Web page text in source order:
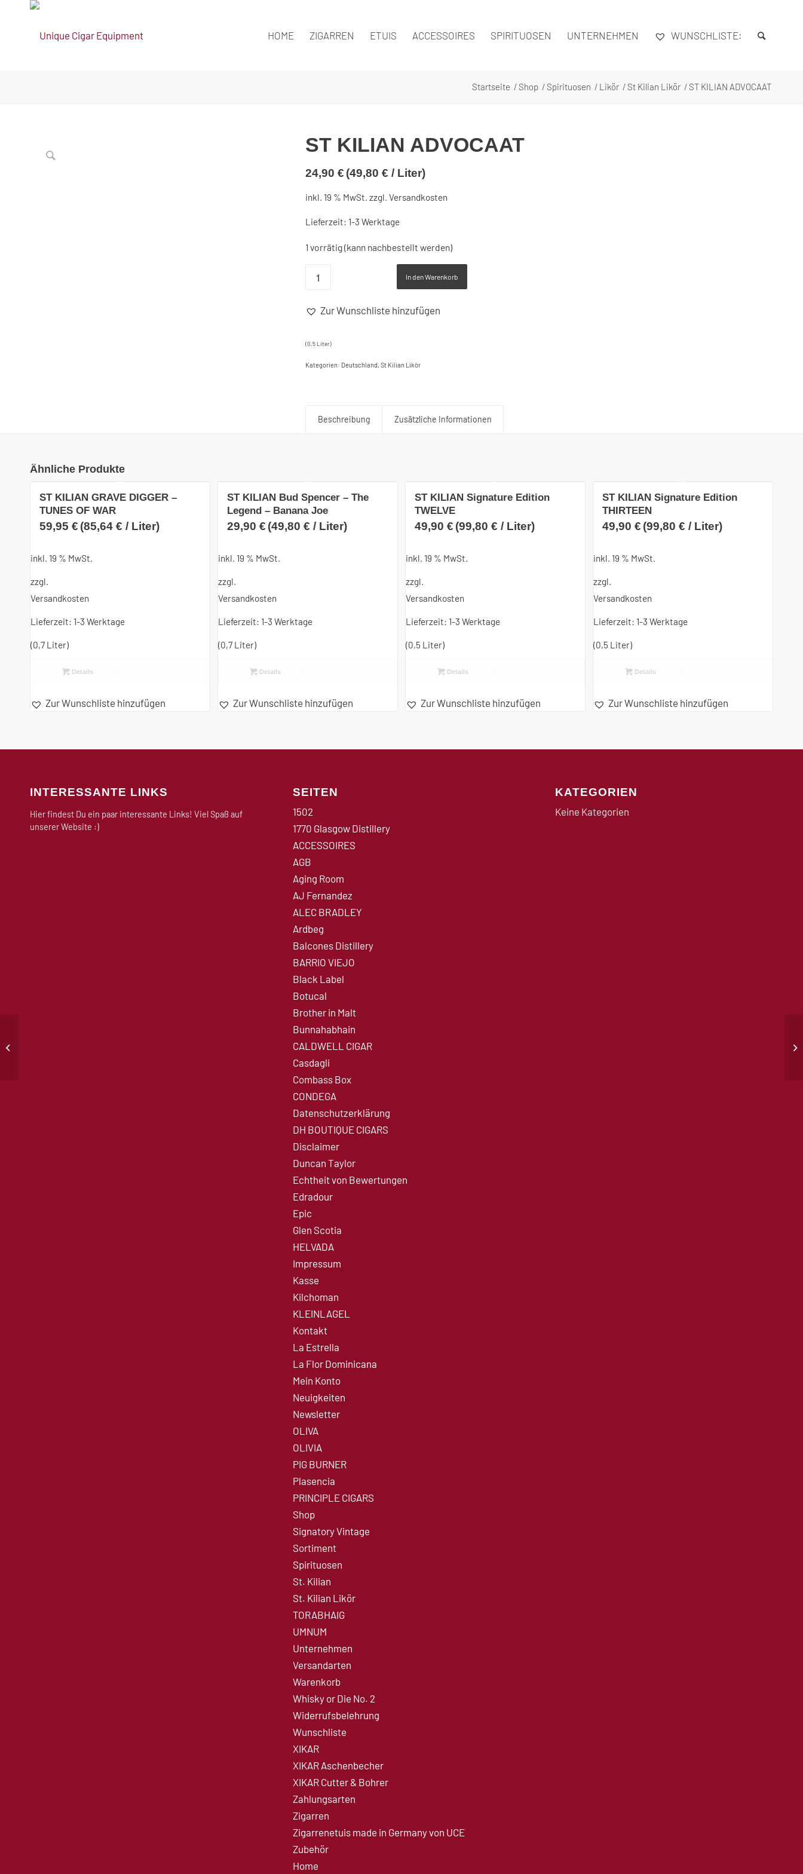
HOME ZIGARREN ETUIS ACCESSOIRES SPIRITUOSEN UNTERNEHMEN WUNSCHLISTE:
Startseite / Shop / Spirituosen / Likör / St Kilian Likör / ST KILIAN ADVOCAAT
ST KILIAN ADVOCAAT
24,90 € (49,80 € / Liter)
inkl. 19 % MwSt. zzgl. Versandkosten
Lieferzeit: 1-3 Werktage
1 vorrätig (kann nachbestellt werden)
In den Warenkorb
Zur Wunschliste hinzufügen
(0,5 Liter)
Kategorien: Deutschland St Kilian Likör
Beschreibung Zusätzliche Informationen
Ähnliche Produkte
ST KILIAN GRAVE DIGGER –
TUNES OF WAR
59,95 € (85,64 € / Liter)
inkl. 19 % MwSt.
zzgl.
Versandkosten
Lieferzeit: 1-3 Werktage
(0,7 Liter)
Details
Zur Wunschliste hinzufügen
ST KILIAN Bud Spencer – The
Legend – Banana Joe
29,90€ (49,80€ / Liter)
inkl. 19 % MwSt.
zzgl.
Versandkosten
Lieferzeit: 1-3 Werktage
(0,7 Liter)
Details
Zur Wunschliste hinzufügen
ST KILIAN Signature Edition
TWELVE
49,90€ (99,80€ / Liter)
inkl. 19 % MwSt.
zzgl.
Versandkosten
Lieferzeit: 1-3 Werktage
(0,5 Liter)
Details
Zur Wunschliste hinzufügen
ST KILIAN Signature Edition
THIRTEEN
49,90€ (99,80€ / Liter)
inkl. 19 % MwSt.
zzgl.
Versandkosten
Lieferzeit: 1-3 Werktage
(0,5 Liter)
Details
Zur Wunschliste hinzufügen
INTERESSANTE LINKS
Hier findest Du ein paar interessante Links! Viel Spaß auf
unserer Website :)
SEITEN
1502
1770 Glasgow Distillery
ACCESSOIRES
AGB
Aging Room
AJ Fernandez
ALEC BRADLEY
Ardbeg
Balcones Distillery
BARRIO VIEJO
Black Label
Botucal
Brother in Malt
Bunnahabhain
CALDWELL CIGAR
Casdagli
Combass Box
CONDEGA
Datenschutzerklärung
DH BOUTIQUE CIGARS
Disclaimer
Duncan Taylor
Echtheit von Bewertungen
Edradour
Epic
Glen Scotia
HELVADA
Impressum
Kasse
Kilchoman
KLEINLAGEL
Kontakt
La Estrella
La Flor Dominicana
Mein Konto
Neuigkeiten
Newsletter
OLIVA
OLIVIA
PIG BURNER
Plasencia
PRINCIPLE CIGARS
Shop
Signatory Vintage
Sortiment
Spirituosen
St. Kilian
St. Kilian Likör
TORABHAIG
UMNUM
Unternehmen
Versandarten
Warenkorb
Whisky or Die No. 2
Widerrufsbelehrung
Wunschliste
XIKAR
XIKAR Aschenbecher
XIKAR Cutter & Bohrer
Zahlungsarten
Zigarren
Zigarrenetuis made in Germany von UCE
Zubehör
Home
KATEGORIEN
Keine Kategorien